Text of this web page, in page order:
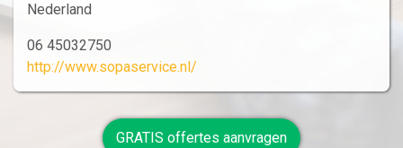
Nederland
06 45032750
http://www.sopaservice.nl/
GRATIS offertes aanvragen